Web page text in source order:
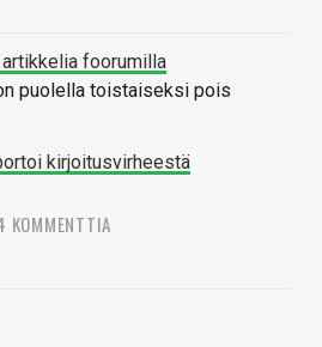
foorumilla
puolella toistaiseksi pois
kirjoitusvirheestä
KOMMENTTIA